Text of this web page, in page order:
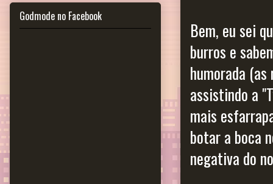
Bem, eu sei
burros e
humorada
assistindo a
mais
botar a boca
negativa do
Godmode no Facebook